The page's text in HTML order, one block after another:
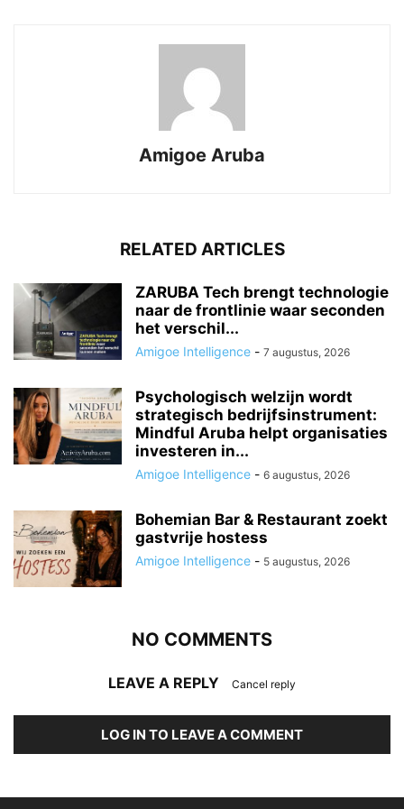
Amigoe Aruba
RELATED ARTICLES
ZARUBA Tech brengt technologie
naar de frontlinie waar seconden
het verschil...
Amigoe Intelligence - 7 augustus, 2026
Psychologisch welzijn wordt
strategisch bedrijfsinstrument:
Mindful Aruba helpt organisaties
investeren in...
Amigoe Intelligence - 6 augustus, 2026
Bohemian Bar & Restaurant zoekt
gastvrije hostess
Amigoe Intelligence - 5 augustus, 2026
NO COMMENTS
LEAVE A REPLY Cancel reply
LOG IN TO LEAVE A COMMENT